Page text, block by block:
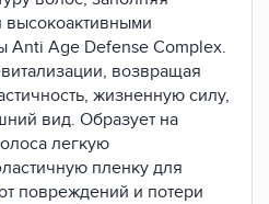
высокоактивными
Anti Age Defense Complex.
возвращая
жизненную силу,
вид. Образует на
легкую
пленку для
повреждений и потери